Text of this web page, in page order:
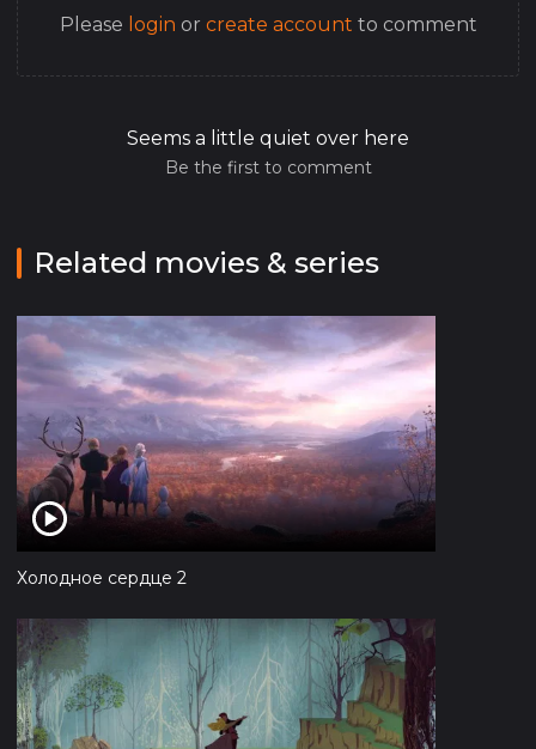
Please login or create account to comment
Seems a little quiet over here
Be the first to comment
Related movies & series
Холодное сердце 2